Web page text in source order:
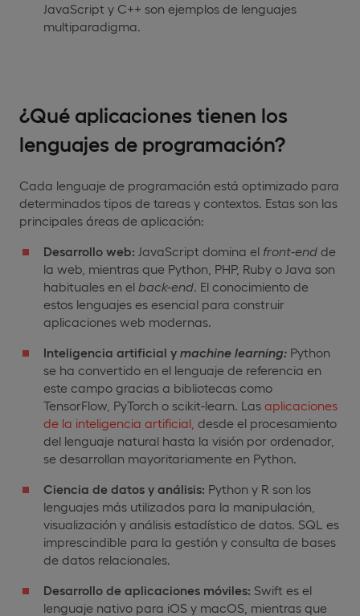
JavaScript y C++ son ejemplos de lenguajes
multiparadigma.
¿Qué aplicaciones tienen los
lenguajes de programación?
Cada lenguaje de programación está optimizado para
determinados tipos de tareas y contextos. Estas son las
principales áreas de aplicación:
Desarrollo web: JavaScript domina el front-end de
la web, mientras que Python, PHP, Ruby o Java son
habituales en el back-end . El conocimiento de
estos lenguajes es esencial para construir
aplicaciones web modernas.
Inteligencia artificial y machine learning: Python
se ha convertido en el lenguaje de referencia en
este campo gracias a bibliotecas como
TensorFlow, PyTorch o scikit-learn. Las aplicaciones
de la inteligencia artificial, desde el procesamiento
del lenguaje natural hasta la visión por ordenador,
se desarrollan mayoritariamente en Python.
Ciencia de datos y análisis: Python y R son los
lenguajes más utilizados para la manipulación,
visualización y análisis estadístico de datos. SQL es
imprescindible para la gestión y consulta de bases
de datos relacionales.
Desarrollo de aplicaciones móviles: Swift es el
lenguaje nativo para iOS y macOS, mientras que